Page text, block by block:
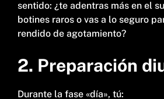
sentido: ¿te adentras más en el
botines raros o vas a lo seguro
rendido de agotamiento?
2. Preparación
Durante la fase «día», tú: